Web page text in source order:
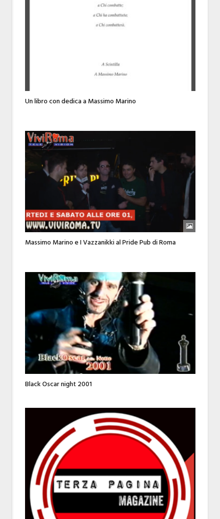
Un libro con dedica a Massimo Marino
Massimo Marino e I Vazzanikki al Pride Pub di Roma
Black Oscar night 2001